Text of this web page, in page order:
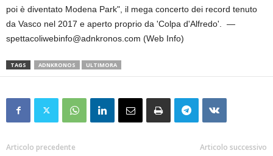
poi è diventato Modena Park", il mega concerto dei record tenuto
da Vasco nel 2017 e aperto proprio da 'Colpa d'Alfredo'. —
spettacoliwebinfo@adnkronos.com (Web Info)
TAGS ADNKRONOS ULTIMORA
Articolo precedente Articolo successivo